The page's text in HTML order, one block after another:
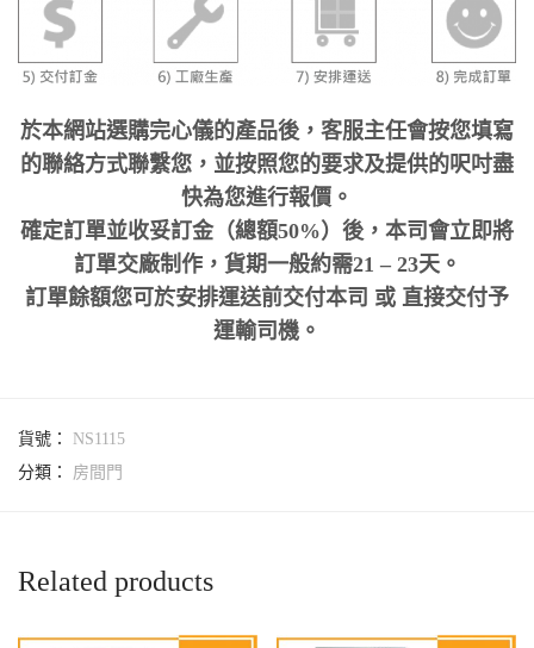
於本網站選購完心儀的產品後，客服主任會按您填寫
的聯絡方式聯繫您，並按照您的要求及提供的呎吋盡
快為您進行報價。
確定訂單並收妥訂金（總額50%）後，本司會立即將
訂單交廠制作，貨期一般約需21 – 23天。
訂單餘額您可於安排運送前交付本司 或 直接交付予
運輸司機。
貨號： NS1115
分類： 房間門
Related products